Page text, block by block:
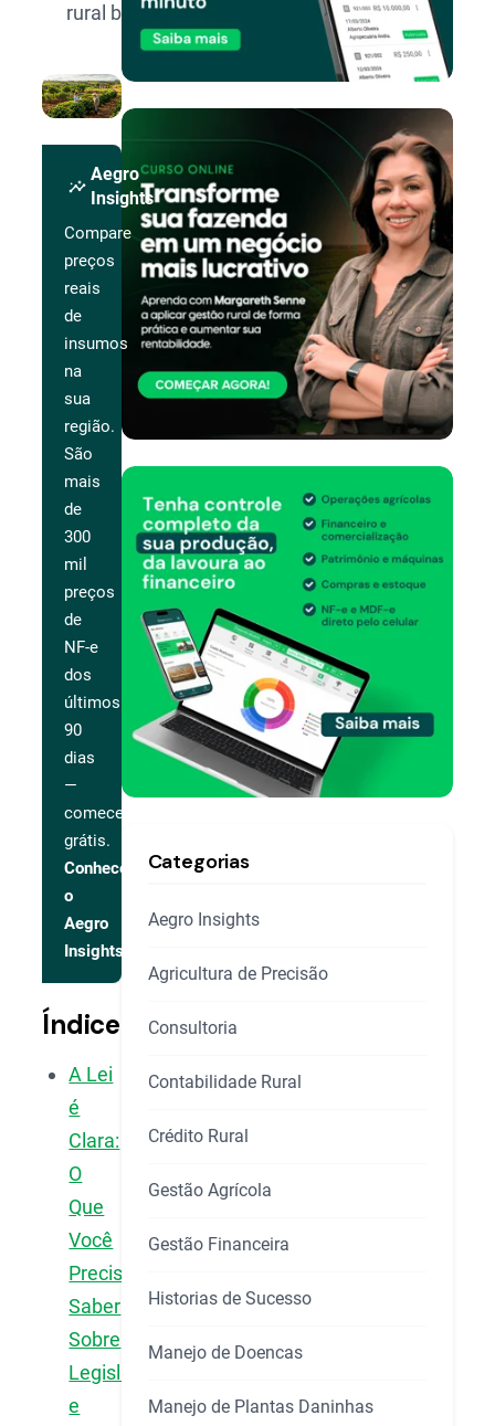
rural brasileiro.
insights
Aegro
Insights
Compare
preços
reais
de
insumos
na
sua
região.
São
mais
de
300
mil
preços
de
NF-e
dos
últimos
90
dias
—
comece
grátis.
Conhecer
o
Aegro
Insights
Índice
A Lei
é
Clara:
O
Que
Você
Precisa
Saber
Sobre
Legislação
e
Categorias
Aegro Insights
Agricultura de Precisão
Consultoria
Contabilidade Rural
Crédito Rural
Gestão Agrícola
Gestão Financeira
Historias de Sucesso
Manejo de Doencas
Manejo de Plantas Daninhas